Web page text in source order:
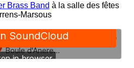
Brass Band à la salle des fêtes
Marsous